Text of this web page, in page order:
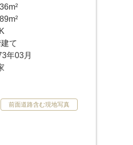
て
年03月
前面道路含む現地写真